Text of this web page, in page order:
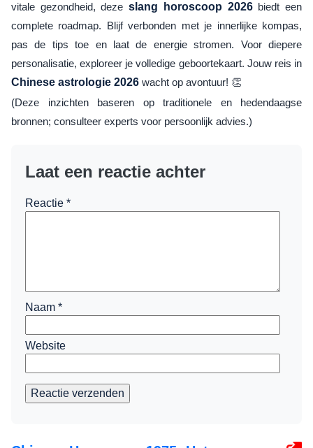
vitale gezondheid, dezeslang horoscoop 2026biedt een
complete roadmap. Blijf verbonden met je innerlijke kompas,
pas de tips toe en laat de energie stromen. Voor diepere
personalisatie, exploreer je volledige geboortekaart. Jouw reis in
Chinese astrologie 2026 wacht op avontuur! 👏
(Deze inzichten baseren op traditionele en hedendaagse
bronnen; consulteer experts voor persoonlijk advies.)
Laat een reactie achter
Reactie *
Naam *
Website
Reactie verzenden